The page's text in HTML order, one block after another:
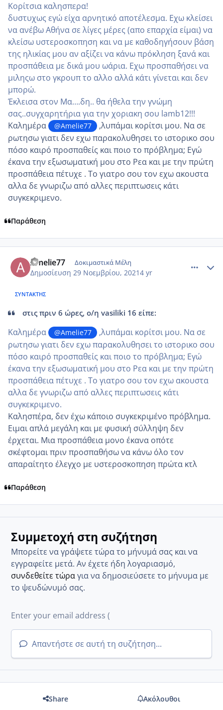
Κορίτσια καλησπερα!
δυστυχως εγώ είχα αρνητικό αποτέλεσμα. Εχω κλείσει
να ανέβω Αθήνα σε λίγες μέρες (απο επαρχία είμαι) να
κλείσω υστεροσκοπηση και να με καθοδηγήσουν βάση
της ηλικίας μου αν αξίζει να κάνω πρόκληση ξανά και
προσπάθεια με δικά μου ωάρια. Εχω προσπαθήσει να
μιληςω στο γκρουπ το αλλο αλλά κάτι γίνεται και δεν
μπορώ.
Έκλεισα στον Μα….δη.. θα ήθελα την γνώμη
σας..συγχαρητήρια για την χοριακη σου lamb12!!!
Καλημέρα
@Amelie77
,λυπάμαι κορίτσι μου. Να σε
ρωτησω γιατι δεν εχω παρακολυθησει το ιστορικο σου
πόσο καιρό προσπαθείς και ποιο το πρόβλημα; Εγώ
έκανα την εξωσωματική μου στο Ρεα και με την πρώτη
προσπάθεια πέτυχε . Το γιατρο σου τον εχω ακουστα
αλλα δε γνωριζω από αλλες περιπτωσεις κάτι
συγκεκριμενο.
Παράθεση
Amelie77 Δοκιμαστικά Μέλη
Δημοσίευση 29 Νοεμβρίου, 20214 yr
ΣΥΝΤΆΚΤΗΣ
στις πριν 6 ώρες, ο/η vasiliki 16 είπε:
Καλημέρα @Amelie77
,λυπάμαι κορίτσι μου. Να σε
ρωτησω γιατι δεν εχω παρακολυθησει το ιστορικο σου
πόσο καιρό προσπαθείς και ποιο το πρόβλημα; Εγώ
έκανα την εξωσωματική μου στο Ρεα και με την πρώτη
προσπάθεια πέτυχε . Το γιατρο σου τον εχω ακουστα
αλλα δε γνωριζω από αλλες περιπτωσεις κάτι
συγκεκριμενο.
Καλησπέρα, δεν έχω κάποιο συγκεκριμένο πρόβλημα.
Ειμαι απλά μεγάλη και με φυσική σύλληψη δεν
έρχεται. Μια προσπάθεια μονο έκανα οπότε
σκέφτομαι πριν προσπαθήσω να κάνω όλο τον
απαραίτητο έλεγχο με υστεροσκοπηση πρώτα κτλ
Παράθεση
Συμμετοχή στη συζήτηση
Μπορείτε να γράψετε τώρα το μήνυμά σας και να
εγγραφείτε μετά. Αν έχετε ήδη λογαριασμό,
συνδεθείτε τώραγια να δημοσιεύσετε το μήνυμα με
το ψευδώνυμό σας.
Απαντήστε σε αυτή τη συζήτηση...
Share Ακόλουθοι